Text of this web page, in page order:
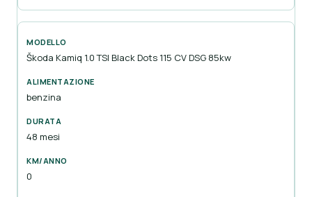
Škoda Kamiq 1.0 TSI Black Dots 115 CV DSG 85kw
benzina
48 mesi
0